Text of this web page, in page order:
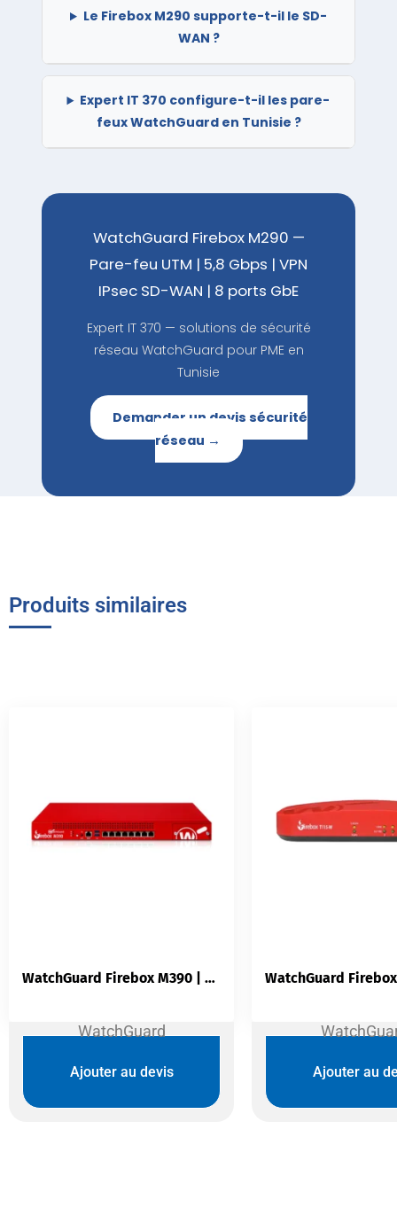
Le Firebox M290 supporte-t-il le SD-
WAN ?
Expert IT 370 configure-t-il les pare-
feux WatchGuard en Tunisie ?
WatchGuard Firebox M290 —
Pare-feu UTM | 5,8 Gbps | VPN
IPsec SD-WAN | 8 ports GbE
Expert IT 370 — solutions de sécurité
réseau WatchGuard pour PME en
Tunisie
Demander un devis sécurité
réseau →
Produits similaires
WatchGuard
WatchGuard Firebox M390 | Pare-feu NGFW Rack 1U | 18 Gbps Firewall | 2,4 Gbps UTM | 250 VPN | SD-WAN
Ajouter au devis Ajouter au